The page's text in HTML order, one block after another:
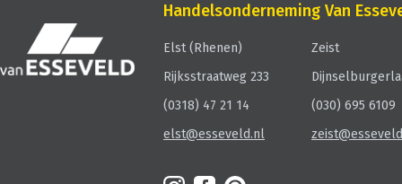
Handelsonderneming Van
Elst (Rhenen)
Rijksstraatweg 233
(0318) 47 21 14
elst@esseveld.nl
Zeist
(030) 695